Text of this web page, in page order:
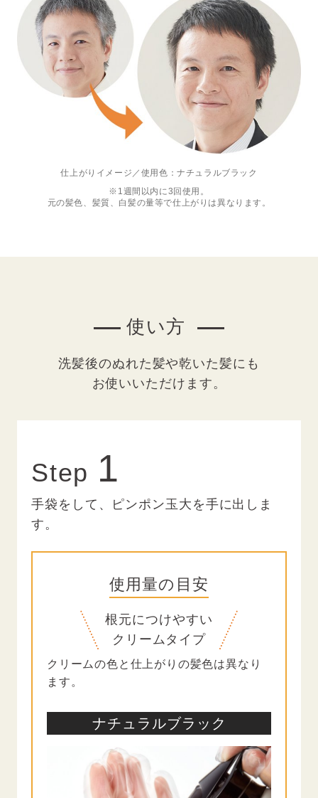
仕上がりイメージ／使用色：ナチュラルブラック
※1週間以内に3回使用。
元の髪色、髪質、白髪の量等で仕上がりは異なります。
使い方
洗髪後のぬれた髪や乾いた髪にも
お使いいただけます。
Step 1
手袋をして、ピンポン玉大を手に出しま
す。
使用量の目安
根元につけやすい
クリームタイプ
クリームの色と仕上がりの髪色は異なり
ます。
ナチュラルブラック